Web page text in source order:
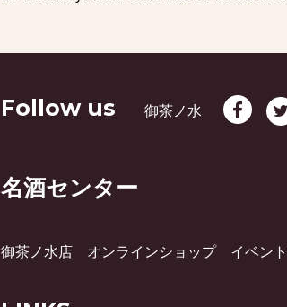
Follow us 御茶ノ水
名酒センター
御茶ノ水店 オンラインショップ イベン